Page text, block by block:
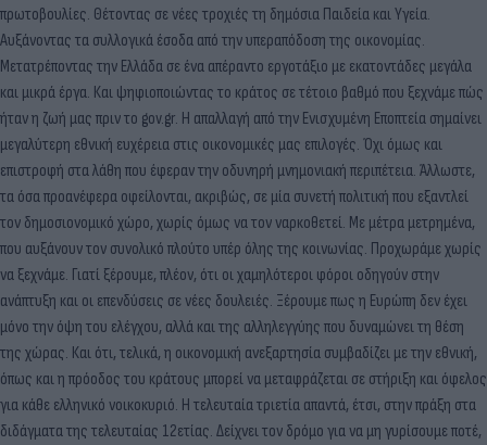
πρωτοβουλίες. Θέτοντας σε νέες τροχιές τη δημόσια Παιδεία και Υγεία.
Αυξάνοντας τα συλλογικά έσοδα από την υπεραπόδοση της οικονομίας.
Μετατρέποντας την Ελλάδα σε ένα απέραντο εργοτάξιο με εκατοντάδες μεγάλα
και μικρά έργα. Και ψηφιοποιώντας το κράτος σε τέτοιο βαθμό που ξεχνάμε πώς
ήταν η ζωή μας πριν το gov.gr. Η απαλλαγή από την Ενισχυμένη Εποπτεία σημαίνει
μεγαλύτερη εθνική ευχέρεια στις οικονομικές μας επιλογές. Όχι όμως και
επιστροφή στα λάθη που έφεραν την οδυνηρή μνημονιακή περιπέτεια. Άλλωστε,
τα όσα προανέφερα οφείλονται, ακριβώς, σε μία συνετή πολιτική που εξαντλεί
τον δημοσιονομικό χώρο, χωρίς όμως να τον ναρκοθετεί. Με μέτρα μετρημένα,
που αυξάνουν τον συνολικό πλούτο υπέρ όλης της κοινωνίας. Προχωράμε χωρίς
να ξεχνάμε. Γιατί ξέρουμε, πλέον, ότι οι χαμηλότεροι φόροι οδηγούν στην
ανάπτυξη και οι επενδύσεις σε νέες δουλειές. Ξέρουμε πως η Ευρώπη δεν έχει
μόνο την όψη του ελέγχου, αλλά και της αλληλεγγύης που δυναμώνει τη θέση
της χώρας. Και ότι, τελικά, η οικονομική ανεξαρτησία συμβαδίζει με την εθνική,
όπως και η πρόοδος του κράτους μπορεί να μεταφράζεται σε στήριξη και όφελος
για κάθε ελληνικό νοικοκυριό. Η τελευταία τριετία απαντά, έτσι, στην πράξη στα
διδάγματα της τελευταίας 12ετίας. Δείχνει τον δρόμο για να μη γυρίσουμε ποτέ,